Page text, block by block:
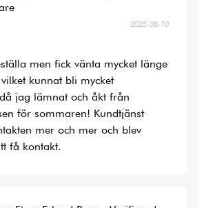
2025-08-10
men fick vänta mycket länge
kunnat bli mycket
jag lämnat och åkt från
för sommaren! Kundtjänst
mer och mer och blev
få kontakt.